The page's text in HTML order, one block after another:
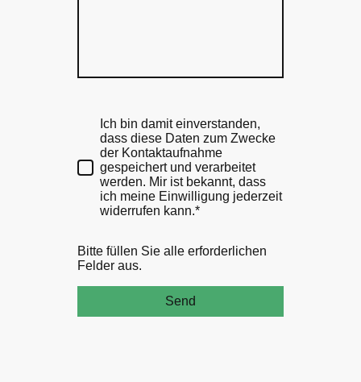
Ich bin damit einverstanden,
dass diese Daten zum Zwecke
der Kontaktaufnahme
gespeichert und verarbeitet
werden. Mir ist bekannt, dass
ich meine Einwilligung jederzeit
widerrufen kann.*
Bitte füllen Sie alle erforderlichen
Felder aus.
Send